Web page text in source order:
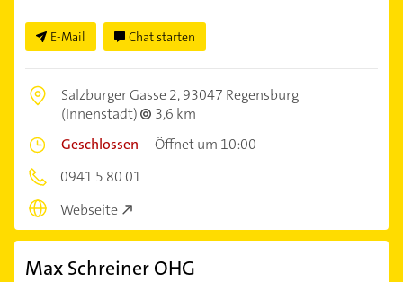
E-Mail Chat starten
Salzburger Gasse 2,93047 Regensburg
(Innenstadt)
3,6 km
Geschlossen –Öffnet um 10:00
0941 5 80 01
Webseite
Max Schreiner OHG